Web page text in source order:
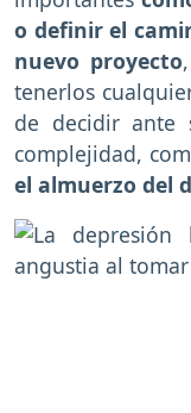
o definir el
nuevo proyecto
tenerlos
de decidir ante
complejidad,
el almuerzo del